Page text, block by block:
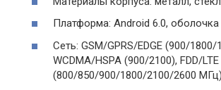
Платформа: Android 6.0, оболочка
Сеть: GSM/GPRS/EDGE (900/
WCDMA/HSPA (900/2100), FDD/LTE
(800/850/900/1800/2100/2600 МГц)